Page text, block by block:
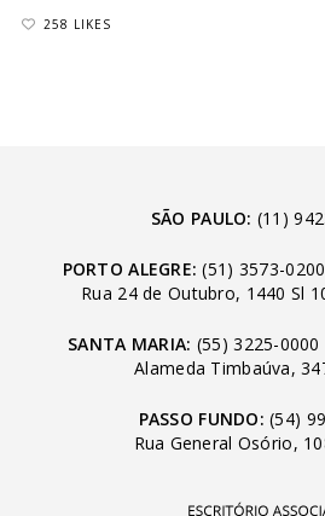
258 LIKES
SÃO PAULO: (11)
PORTO ALEGRE: (51) 3573-0200
Rua 24 de Outubro, 1440 Sl
SANTA MARIA: (55) 3225-0000
Alameda Timbaúva,
PASSO FUNDO: (54)
Rua General Osório,